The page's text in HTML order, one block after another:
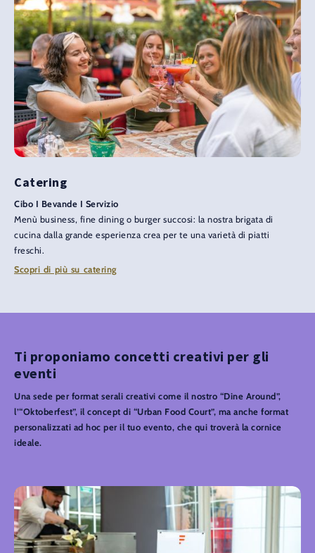
Catering
Cibo I Bevande I Servizio
Menù business, fine dining o burger succosi: la nostra brigata di
cucina dalla grande esperienza crea per te una varietà di piatti
freschi.
Scopri di più su catering
Ti proponiamo concetti creativi per gli
eventi
Una sede per format serali creativi come il nostro “Dine Around”,
l’“Oktoberfest”, il concept di “Urban Food Court”, ma anche format
personalizzati ad hoc per il tuo evento, che qui troverà la cornice
ideale.